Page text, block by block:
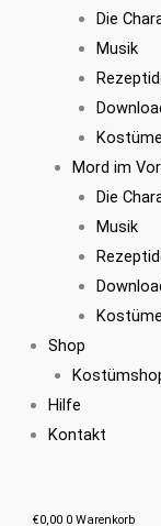
Die
Musik
Mord im
Die
Musik
Shop
Hilfe
Kontakt
€0,00 0 Warenkorb